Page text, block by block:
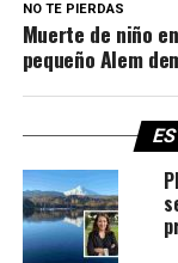
NO TE PIERDAS
Muerte de niño
pequeño Alem